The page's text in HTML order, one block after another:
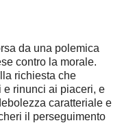
da una polemica
contro la morale.
richiesta che
e rinunci ai piaceri, e
caratteriale e
il perseguimento